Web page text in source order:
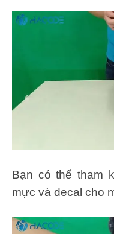
Bạn có thể tham
mực và decal cho